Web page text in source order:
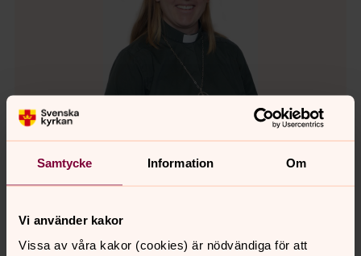
Samtycke Information Om
Vi använder kakor
Vissa av våra kakor (cookies) är nödvändiga för att
Sara Parkman
Diakon, Danmark-Funbo församling
Direkt:018-418 10 35